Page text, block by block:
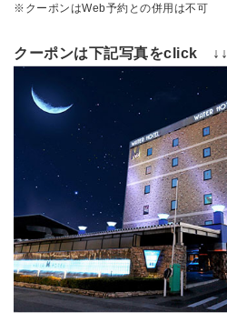
※クーポンはWeb予約との併用は不可
クーポンは下記写真をclick ↓↓